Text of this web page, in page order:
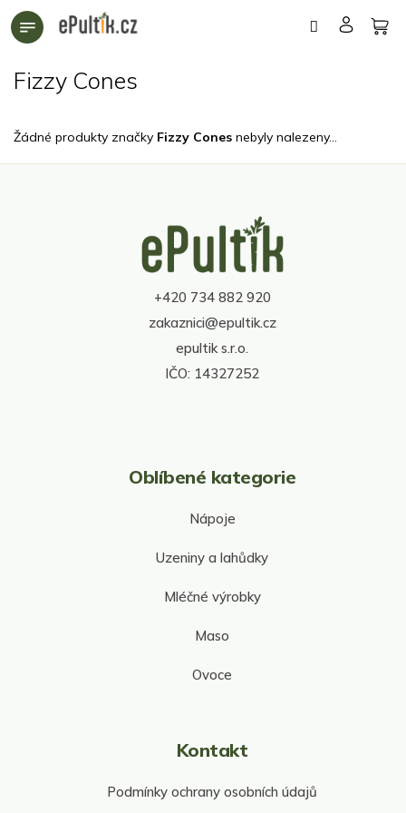
Přejít
na
Fizzy Cones
Žádné produkty značky Fizzy Cones nebyly nalezeny...
+420 734 882 920
zakaznici@epultik.cz
epultik s.r.o.
IČO: 14327252
Oblíbené kategorie
Nápoje
Uzeniny a lahůdky
Mléčné výrobky
Maso
Ovoce
Kontakt
Podmínky ochrany osobních údajů